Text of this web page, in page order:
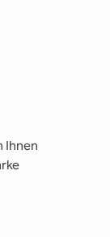
Ihnen